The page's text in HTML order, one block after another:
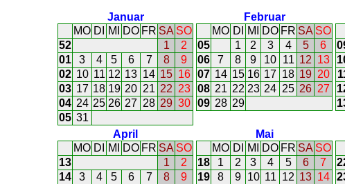
Januar
MO DI MI DO FR SA SO
52
1
2
01
3 4 5 6 7 8
9
02 10 11 12 13 14 15 16
03 17 18 19 20 21 22 23
04 24 25 26 27 28 29 30
05 31
Februar
MO DI MI DO FR SA SO
05
1 2 3 4 5
6
06
7 8 9 10 11 12 13
07 14 15 16 17 18 19 20
08 21 22 23 24 25 26 27
09 28 29
April
MO DI MI DO FR SA SO
13
1
2
14
3 4 5 6 7 8
9
Mai
MO DI MI DO FR SA SO
18
1 2 3 4 5 6
7
19
8 9 10 11 12 13 14